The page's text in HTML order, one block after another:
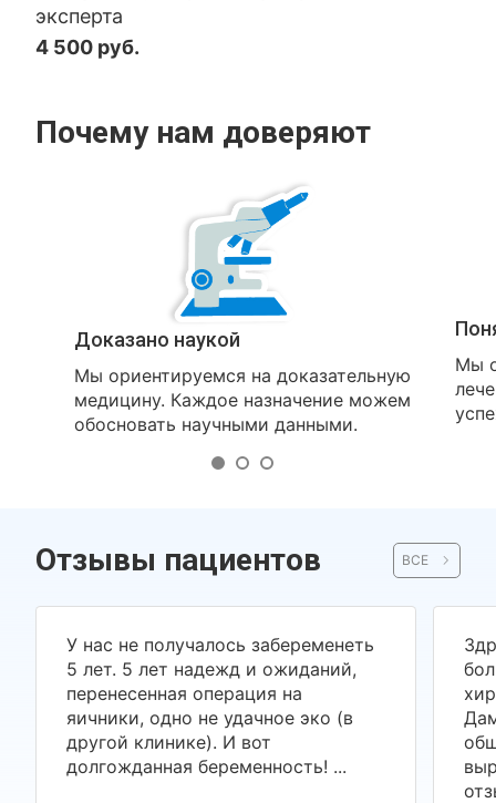
эксперта
4 500 руб.
Почему нам доверяют
Доказано наукой
Мы ориентируемся на доказательную
медицину. Каждое назначение можем
обосновать научными данными.
Мы
Отзывы пациентов ВСЕ
У нас не получалось забеременеть
5 лет. 5 лет надежд и ожиданий,
перенесенная операция на
яичники, одно не удачное эко (в
другой клинике). И вот
долгожданная беременность! ...